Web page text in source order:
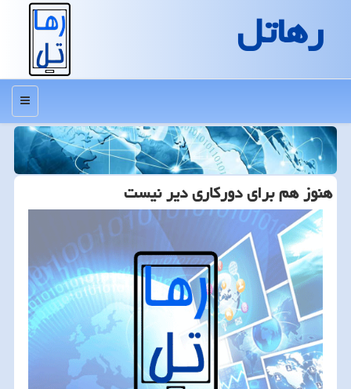
رهاتل
منو
هنوز هم برای دوركاری دیر نیست